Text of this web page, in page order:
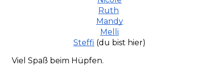
Ruth
Mandy
Melli
Steffi (du bist hier)
Viel Spaß beim Hüpfen.